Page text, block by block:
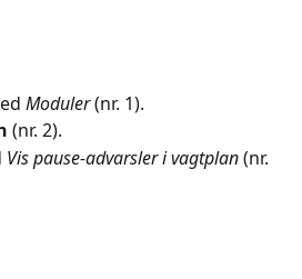
Moduler (nr. 1).
(nr. 2).
Vis pause-advarsler i vagtplan (nr.